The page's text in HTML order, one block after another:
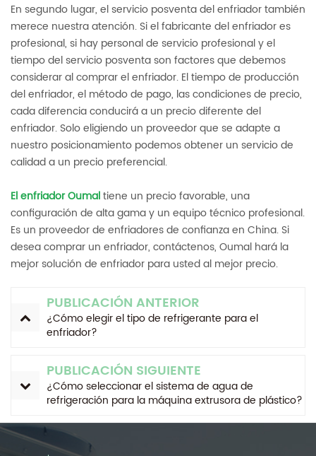
En segundo lugar, el servicio posventa del enfriador también
merece nuestra atención. Si el fabricante del enfriador es
profesional, si hay personal de servicio profesional y el
tiempo del servicio posventa son factores que debemos
considerar al comprar el enfriador. El tiempo de producción
del enfriador, el método de pago, las condiciones de precio,
cada diferencia conducirá a un precio diferente del
enfriador. Solo eligiendo un proveedor que se adapte a
nuestro posicionamiento podemos obtener un servicio de
calidad a un precio preferencial.
El enfriador Oumaltiene un precio favorable, una
configuración de alta gama y un equipo técnico profesional.
Es un proveedor de enfriadores de confianza en China. Si
desea comprar un enfriador, contáctenos, Oumal hará la
mejor solución de enfriador para usted al mejor precio.
PUBLICACIÓN ANTERIOR
¿Cómo elegir el tipo de refrigerante para el
enfriador?
PUBLICACIÓN SIGUIENTE
¿Cómo seleccionar el sistema de agua de
refrigeración para la máquina extrusora de plástico?